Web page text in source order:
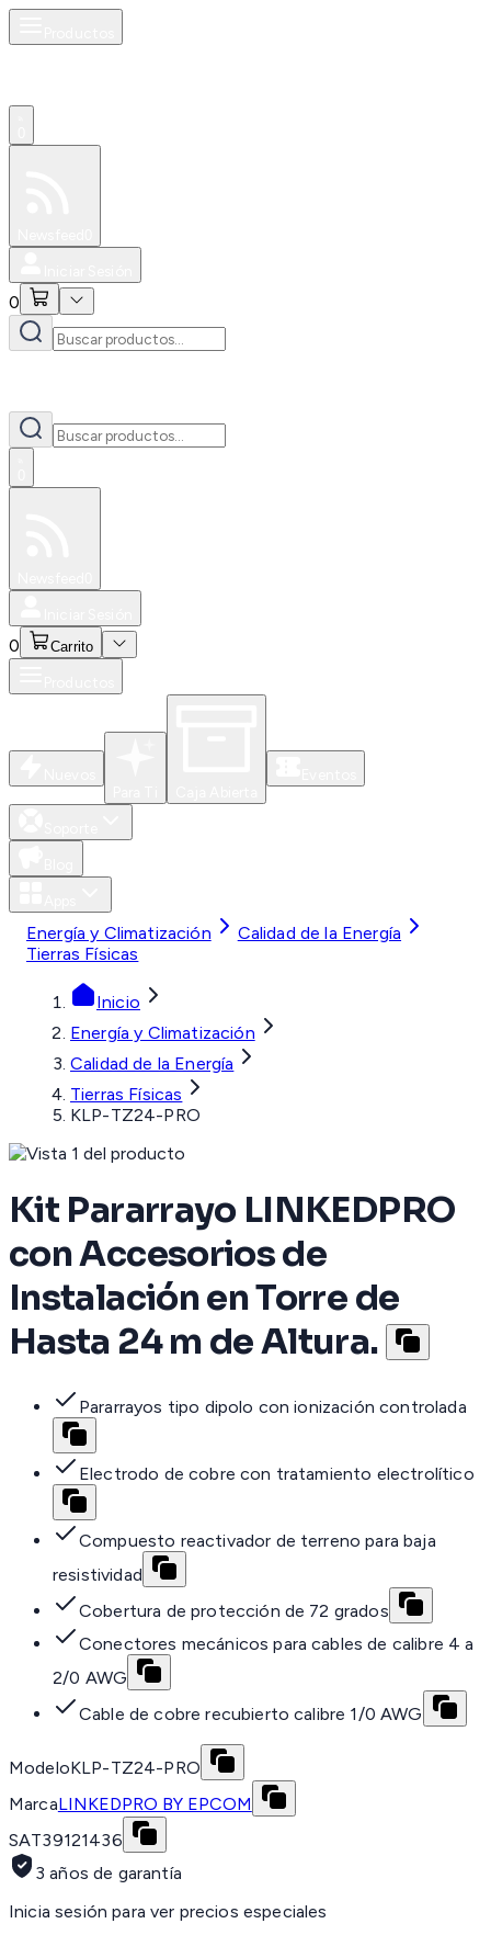
0
0 Carrito
Energía y Climatización
Calidad de la Energía
Tierras Físicas
Inicio
Energía y Climatización
Calidad de la Energía
Tierras Físicas
KLP-TZ24-PRO
Kit Pararrayo LINKEDPRO
con Accesorios de
Instalación en Torre de
Hasta 24 m de Altura.
Pararrayos tipo dipolo con ionización controlada
Electrodo de cobre con tratamiento electrolítico
Compuesto reactivador de terreno para baja
resistividad
Cobertura de protección de 72 grados
Conectores mecánicos para cables de calibre 4 a
2/0 AWG
Cable de cobre recubierto calibre 1/0 AWG
ModeloKLP-TZ24-PRO
MarcaLINKEDPRO BY EPCOM
SAT39121436
3 años de garantía
Inicia sesión para ver precios especiales